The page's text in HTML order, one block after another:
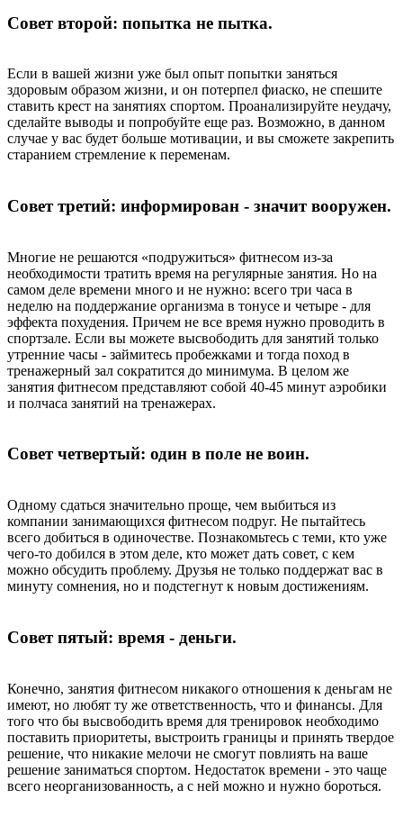
Совет второй: попытка не пытка.
Если в вашей жизни уже был опыт попытки заняться
здоровым образом жизни, и он потерпел фиаско, не спешите
ставить крест на занятиях спортом. Проанализируйте неудачу,
сделайте выводы и попробуйте еще раз. Возможно, в данном
случае у вас будет больше мотивации, и вы сможете закрепить
старанием стремление к переменам.
Совет третий: информирован - значит вооружен.
Многие не решаются «подружиться» фитнесом из-за
необходимости тратить время на регулярные занятия. Но на
самом деле времени много и не нужно: всего три часа в
неделю на поддержание организма в тонусе и четыре - для
эффекта похудения. Причем не все время нужно проводить в
спортзале. Если вы можете высвободить для занятий только
утренние часы - займитесь пробежками и тогда поход в
тренажерный зал сократится до минимума. В целом же
занятия фитнесом представляют собой 40-45 минут аэробики
и полчаса занятий на тренажерах.
Совет четвертый: один в поле не воин.
Одному сдаться значительно проще, чем выбиться из
компании занимающихся фитнесом подруг. Не пытайтесь
всего добиться в одиночестве. Познакомьтесь с теми, кто уже
чего-то добился в этом деле, кто может дать совет, с кем
можно обсудить проблему. Друзья не только поддержат вас в
минуту сомнения, но и подстегнут к новым достижениям.
Совет пятый: время - деньги.
Конечно, занятия фитнесом никакого отношения к деньгам не
имеют, но любят ту же ответственность, что и финансы. Для
того что бы высвободить время для тренировок необходимо
поставить приоритеты, выстроить границы и принять твердое
решение, что никакие мелочи не смогут повлиять на ваше
решение заниматься спортом. Недостаток времени - это чаще
всего неорганизованность, а с ней можно и нужно бороться.